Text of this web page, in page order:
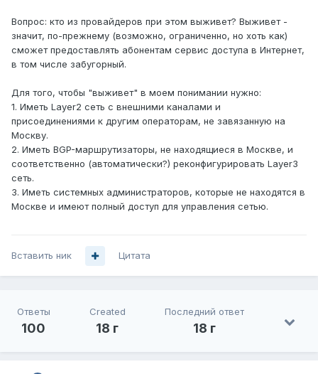
Вопрос: кто из провайдеров при этом выживет? Выживет -
значит, по-прежнему (возможно, ограниченно, но хоть как)
сможет предоставлять абонентам сервис доступа в Интернет,
в том числе забугорный.
Для того, чтобы "выживет" в моем понимании нужно:
1. Иметь Layer2 сеть с внешними каналами и
присоединениями к другим операторам, не завязанную на
Москву.
2. Иметь BGP-маршрутизаторы, не находящиеся в Москве, и
соответственно (автоматически?) реконфигурировать Layer3
сеть.
3. Иметь системных администраторов, которые не находятся в
Москве и имеют полный доступ для управления сетью.
Вставить ник Цитата
Ответы
100
Created
18 г
Последний ответ
18 г